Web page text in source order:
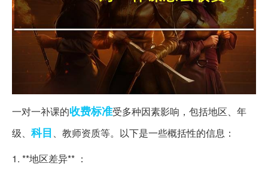
一对一补课的收费标准受多种因素影响，包括地区、年
级、 科目 、教师资质等。以下是一些概括性的信息：
1. **地区差异** ：